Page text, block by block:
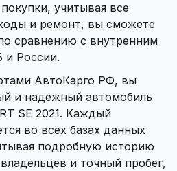
учитывая все
и ремонт, вы сможете
сравнению с внутренним
России.
АвтоКарго РФ, вы
и надежный автомобиль
SE 2021. Каждый
во всех базах данных
подробную историю
и точный пробег,